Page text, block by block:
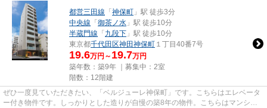
都営三田線 「 神保町 」駅 徒歩3分
中央線 「 御茶ノ水 」駅 徒歩10分
半蔵門線 「 九段下 」駅 徒歩10分
東京都千代田区神田神保町 １丁目40番7号
19.6万円～ 19.7万円
築年数：築9年 ｜募集中： 2室
階数：12階建
ぜひ一度見ていただきたい、「ベルジューレ神保町」です。こちらはエレベータ
ー付き物件です。しっかりとした造りが自慢の築8年の物件。こちらはマンショ